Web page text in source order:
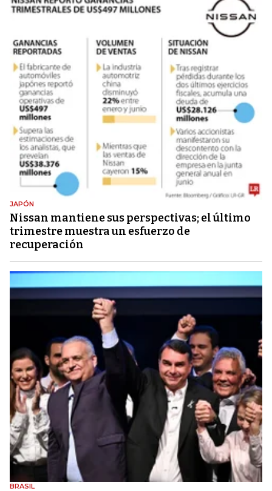
JAPÓN
Nissan mantiene sus perspectivas; el último
trimestre muestra un esfuerzo de
recuperación
BRASIL